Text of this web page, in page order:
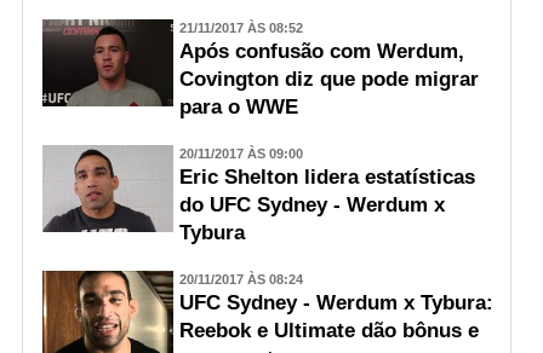
21/11/2017 ÀS 08:52
Após confusão com Werdum,
Covington diz que pode migrar
para o WWE
20/11/2017 ÀS 09:00
Eric Shelton lidera estatísticas
do UFC Sydney - Werdum x
Tybura
20/11/2017 ÀS 08:24
UFC Sydney - Werdum x Tybura:
Reebok e Ultimate dão bônus e